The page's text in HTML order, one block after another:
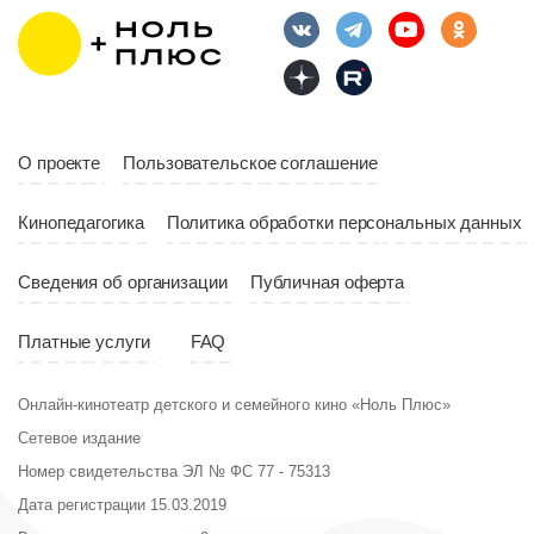
Год
Страна Россия
2023
О проекте Пользовательское соглашение
Кинопедагогика Политика обработки персональных данных
Сведения об организации Публичная оферта
Платные услуги FAQ
Онлайн-кинотеатр детского и семейного кино «Ноль Плюс»
Сетевое издание
Номер свидетельства ЭЛ № ФС 77 - 75313
Дата регистрации 15.03.2019